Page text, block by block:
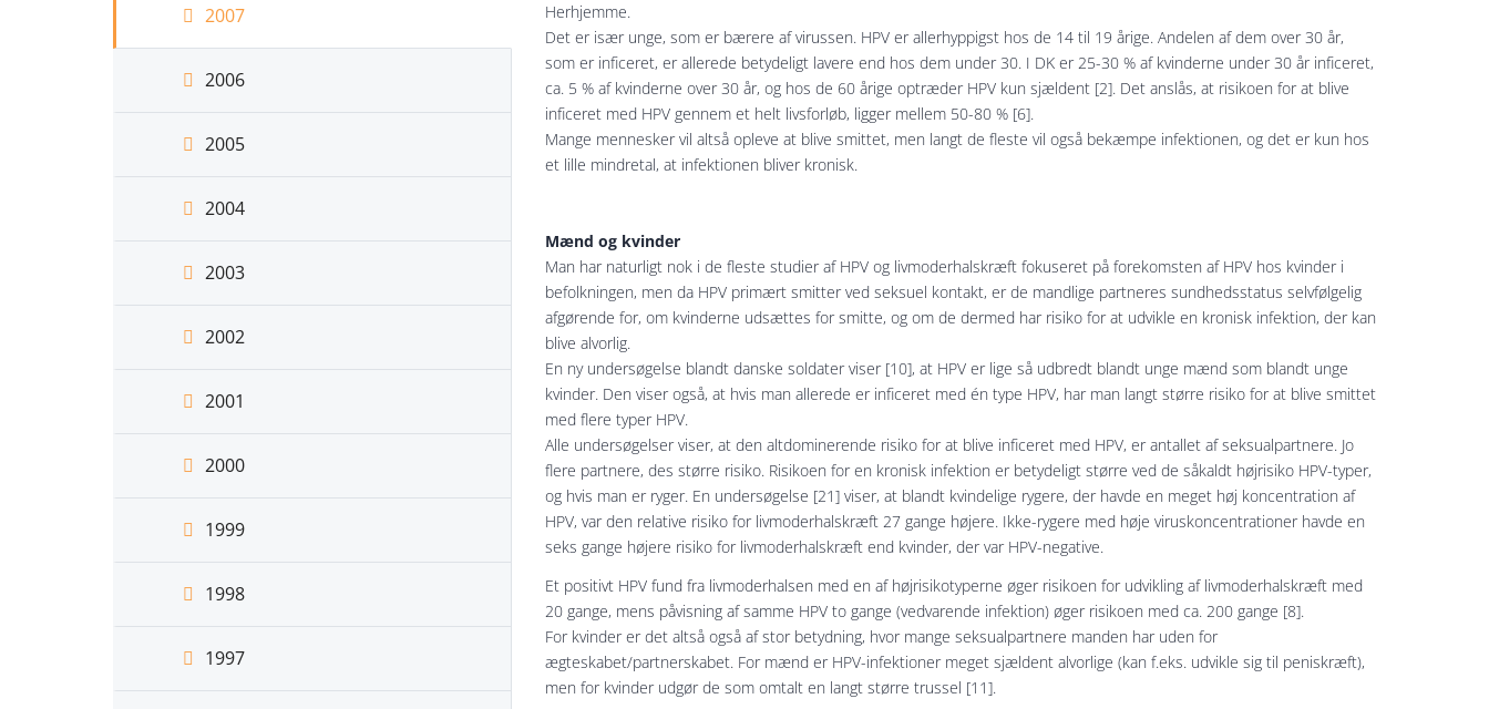
2007
2006
2005
2004
2003
2002
2001
2000
1999
1998
1997
Herhjemme.
Det er især unge, som er bærere af virussen. HPV er allerhyppigst hos de 14 til 19 årige. Andelen af dem over 30 år,
som er inficeret, er allerede betydeligt lavere end hos dem under 30. I DK er 25-30 % af kvinderne under 30 år inficeret,
ca. 5 % af kvinderne over 30 år, og hos de 60 årige optræder HPV kun sjældent [2]. Det anslås, at risikoen for at blive
inficeret med HPV gennem et helt livsforløb, ligger mellem 50-80 % [6].
Mange mennesker vil altså opleve at blive smittet, men langt de fleste vil også bekæmpe infektionen, og det er kun hos
et lille mindretal, at infektionen bliver kronisk.
Mænd og kvinder
Man har naturligt nok i de fleste studier af HPV og livmoderhalskræft fokuseret på forekomsten af HPV hos kvinder i
befolkningen, men da HPV primært smitter ved seksuel kontakt, er de mandlige partneres sundhedsstatus selvfølgelig
afgørende for, om kvinderne udsættes for smitte, og om de dermed har risiko for at udvikle en kronisk infektion, der kan
blive alvorlig.
En ny undersøgelse blandt danske soldater viser [10], at HPV er lige så udbredt blandt unge mænd som blandt unge
kvinder. Den viser også, at hvis man allerede er inficeret med én type HPV, har man langt større risiko for at blive smittet
med flere typer HPV.
Alle undersøgelser viser, at den altdominerende risiko for at blive inficeret med HPV, er antallet af seksualpartnere. Jo
flere partnere, des større risiko. Risikoen for en kronisk infektion er betydeligt større ved de såkaldt højrisiko HPV-typer,
og hvis man er ryger. En undersøgelse [21] viser, at blandt kvindelige rygere, der havde en meget høj koncentration af
HPV, var den relative risiko for livmoderhalskræft 27 gange højere. Ikke-rygere med høje viruskoncentrationer havde en
seks gange højere risiko for livmoderhalskræft end kvinder, der var HPV-negative.
Et positivt HPV fund fra livmoderhalsen med en af højrisikotyperne øger risikoen for udvikling af livmoderhalskræft med
20 gange, mens påvisning af samme HPV to gange (vedvarende infektion) øger risikoen med ca. 200 gange [8].
For kvinder er det altså også af stor betydning, hvor mange seksualpartnere manden har uden for
ægteskabet/partnerskabet. For mænd er HPV-infektioner meget sjældent alvorlige (kan f.eks. udvikle sig til peniskræft),
men for kvinder udgør de som omtalt en langt større trussel [11].